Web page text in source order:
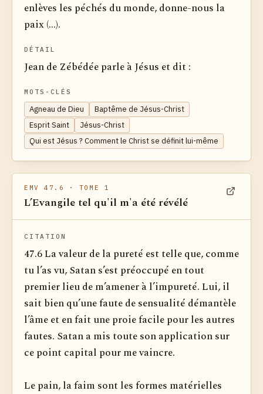
enlèves les péchés du monde, donne-nous la
paix (...).
DÉTAIL
Jean de Zébédée parle à Jésus et dit :
MOTS-CLÉS
Agneau de Dieu
Baptême de Jésus-Christ
Esprit Saint
Jésus-Christ
Qui est Jésus ? Comment le Christ se définit lui-même
EMV 47.6 · TOME 1
L’Evangile tel qu'il m'a été révélé
CITATION
47.6 La valeur de la pureté est telle que, comme
tu l’as vu, Satan s’est préoccupé en tout
premier lieu de m’amener à l’impureté. Lui, il
sait bien qu’une faute de sensualité démantèle
l’âme et en fait une proie facile pour les autres
fautes. Satan a mis toute son application sur
ce point capital pour me vaincre.
Le pain, la faim sont les formes matérielles